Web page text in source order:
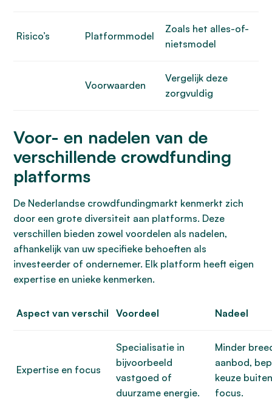
Risico’s Platformmodel
Zoals het alles-of-
nietsmodel
Voorwaarden
Vergelijk deze
zorgvuldig
Voor- en nadelen van de
verschillende crowdfunding
platforms
De Nederlandse crowdfundingmarkt kenmerkt zich
door een grote diversiteit aan platforms. Deze
verschillen bieden zowel voordelen als nadelen,
afhankelijk van uw specifieke behoeften als
investeerder of ondernemer. Elk platform heeft eigen
expertise en unieke kenmerken.
Aspect van verschil Voordeel Nadeel
Expertise en focus
Specialisatie in
bijvoorbeeld
vastgoed of
duurzame energie.
Minder
aanbod,
keuze
focus.